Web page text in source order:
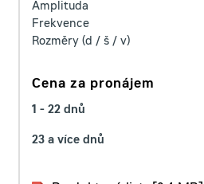
Amplituda
Frekvence
Rozměry (d / š / v)
Cena za pronájem
1 - 22 dnů
23 a více dnů